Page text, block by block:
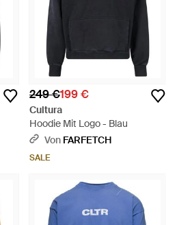
249 €199 €
Cultura
Hoodie Mit Logo - Blau
Von FARFETCH
SALE